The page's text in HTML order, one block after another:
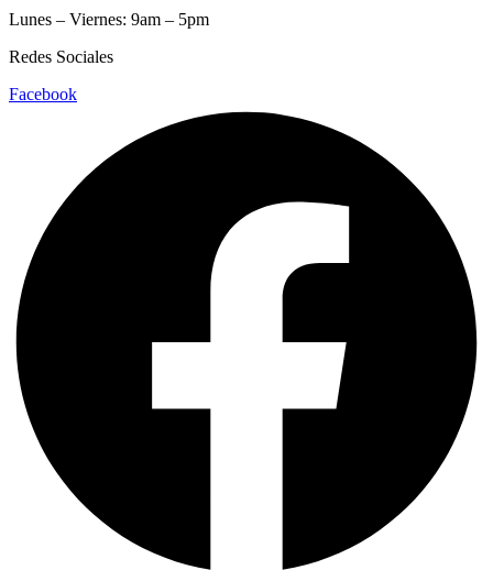
Lunes – Viernes: 9am – 5pm
Redes Sociales
Facebook